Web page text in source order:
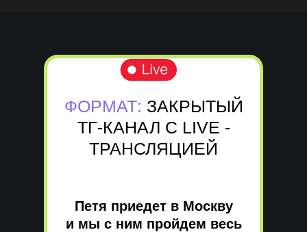
ФОРМАТ: ЗАКРЫТЫЙ
ТГ-КАНАЛ С LIVE -
ТРАНСЛЯЦИЕЙ
Петя приедет в Москву
и мы с ним пройдем весь